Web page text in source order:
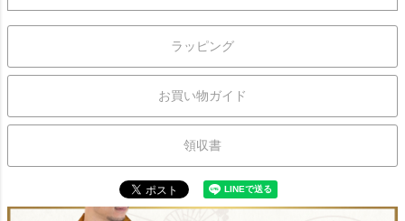
ラッピング
お買い物ガイド
領収書